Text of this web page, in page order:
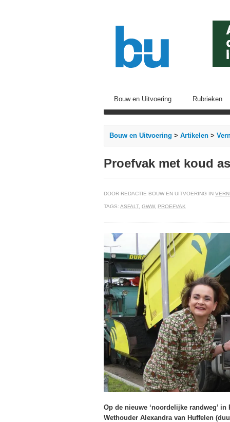
Bouw en Uitvoering Rubrieken
Bouw en Uitvoering > Artikelen >
Proefvak met koud
DOOR REDACTIE BOUW EN UITVOERING IN
TAGS: ASFALT, GWW, PROEFVAK
Op de nieuwe ‘noordelijke randweg’
Wethouder Alexandra van Huffelen